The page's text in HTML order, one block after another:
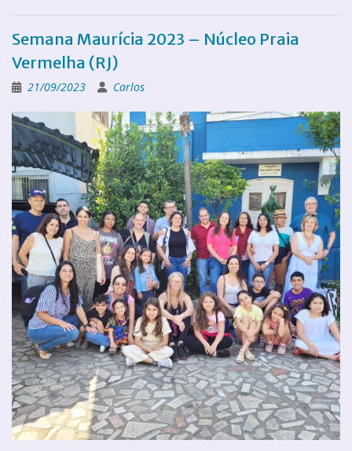
Semana Maurícia 2023 – Núcleo Praia
Vermelha (RJ)
21/09/2023 Carlos